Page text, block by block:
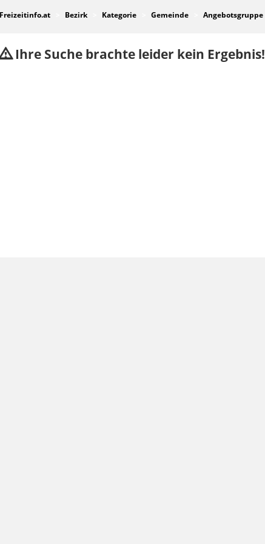
Freizeitinfo.at Bezirk Kategorie Gemeinde Angebotsgruppe
Ihre Suche brachte leider kein Ergebnis!